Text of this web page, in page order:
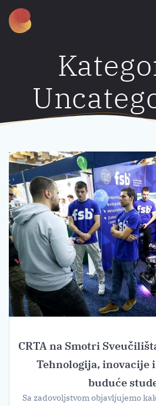
CRTA na Smotri
Tehnologija, inovacije
buduće
Sa zadovoljstvom objavljujemo